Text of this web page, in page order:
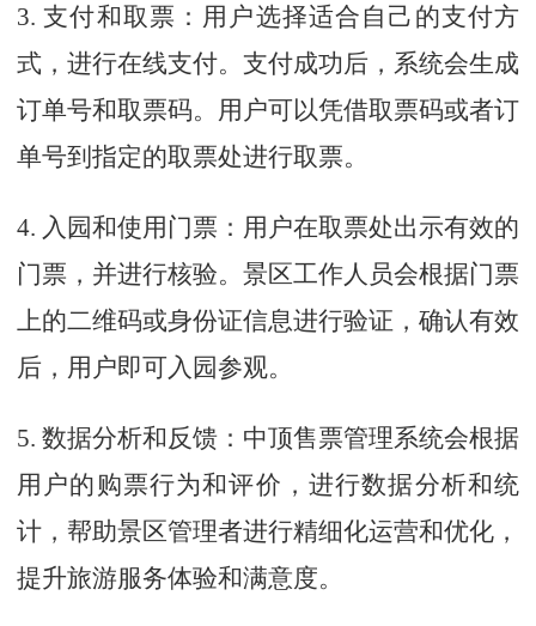
3. 支付和取票：用户选择适合自己的支付方
式，进行在线支付。支付成功后，系统会生成
订单号和取票码。用户可以凭借取票码或者订
单号到指定的取票处进行取票。
4. 入园和使用门票：用户在取票处出示有效的
门票，并进行核验。景区工作人员会根据门票
上的二维码或身份证信息进行验证，确认有效
后，用户即可入园参观。
5. 数据分析和反馈：中顶售票管理系统会根据
用户的购票行为和评价，进行数据分析和统
计，帮助景区管理者进行精细化运营和优化，
提升旅游服务体验和满意度。